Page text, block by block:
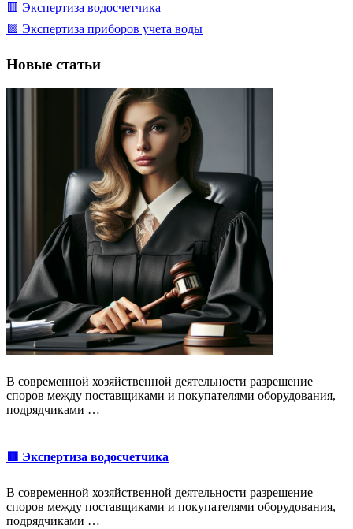
🟥 Экспертиза водосчетчика
🟩 Экспертиза приборов учета воды
Новые статьи
В современной хозяйственной деятельности разрешение
споров между поставщиками и покупателями оборудования,
подрядчиками …
🟥 Экспертиза водосчетчика
В современной хозяйственной деятельности разрешение
споров между поставщиками и покупателями оборудования,
подрядчиками …